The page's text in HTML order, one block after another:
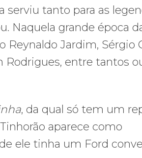
serviu tanto para as
Naquela grande época
Jardim, Sérgio
Rodrigues, entre tantos
, da qual só tem um
aparece como
ele tinha um Ford